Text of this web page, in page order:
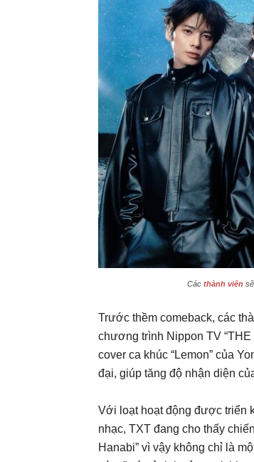
Các thành viên
Trước thềm comeback, các
chương trình Nippon TV “THE
cover ca khúc “Lemon” của
đại, giúp tăng độ nhận diện
Với loạt hoạt động được triển
nhạc, TXT đang cho thấy
Hanabi” vì vậy không chỉ là